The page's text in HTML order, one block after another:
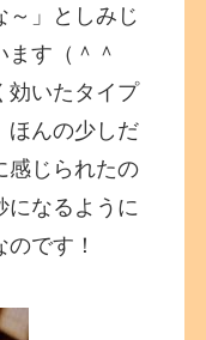
～」としみじ
す（＾＾
効いたタイプ
ほんの少しだ
感じられたの
になるように
です！